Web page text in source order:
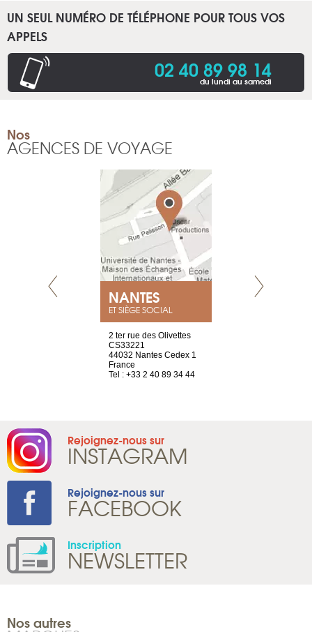
UN SEUL NUMÉRO DE TÉLÉPHONE POUR TOUS VOS
APPELS
02 40 89 98 14
du lundi au samedi
Nos
AGENCES DE VOYAGE
NANTES
ET SIÈGE SOCIAL
2 ter rue des Olivettes
CS33221
44032 Nantes Cedex 1
France
Tel : +33 2 40 89 34 44
Rejoignez-nous sur
INSTAGRAM
Rejoignez-nous sur
FACEBOOK
Inscription
NEWSLETTER
Nos autres